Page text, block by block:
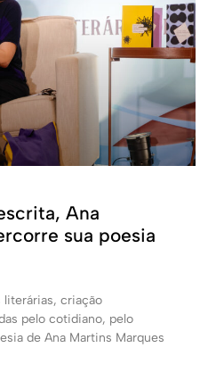
Ana
sua poesia
literárias, criação
pelo cotidiano, pelo
de Ana Martins Marques